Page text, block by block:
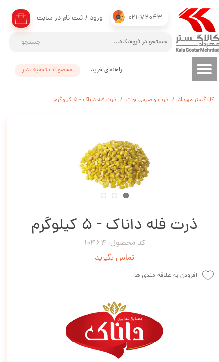
021-72043
جستجو
۰ ورود / ثبت نام در سایت
حساب کاربری من
تغییر گذر واژه
سفارشات
محصولات تحفیف دار راهنمای خرید
کالاگستر مهرداد ذرت و صیفی جات ذرت فله داناک - 5 کیلوگرم
ذرت فله داناک - 5 کیلوگرم
کد محصول: 10464
تماس بگیرید
افزودن به علاقه مندی ها